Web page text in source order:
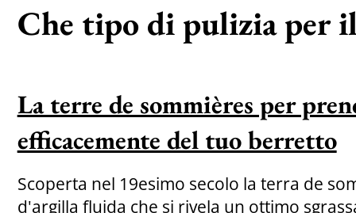
Che tipo di pulizia per
La terre de sommières per
efficacemente del tuo berretto
Scoperta nel 19esimo secolo la terra de
d'argilla fluida che si rivela un ottimo